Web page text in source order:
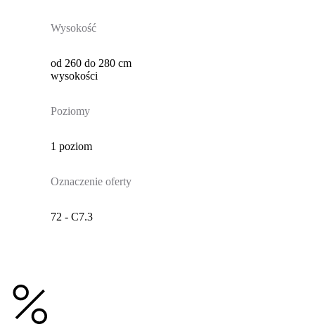
Wysokość
od 260 do 280 cm
wysokości
Poziomy
1 poziom
Oznaczenie oferty
72 - C7.3